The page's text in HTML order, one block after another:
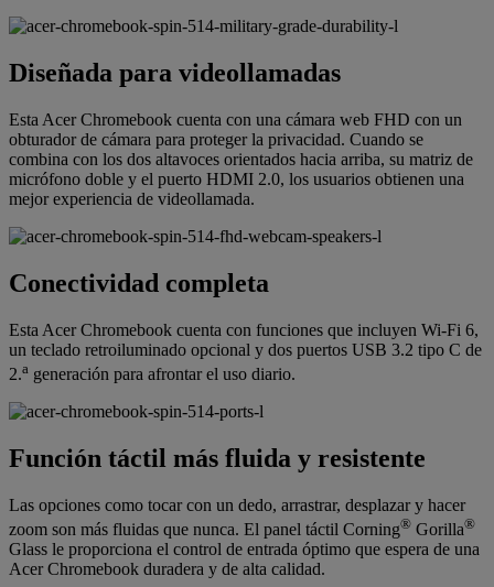
Diseñada para videollamadas
Esta Acer Chromebook cuenta con una cámara web FHD con un
obturador de cámara para proteger la privacidad. Cuando se
combina con los dos altavoces orientados hacia arriba, su matriz de
micrófono doble y el puerto HDMI 2.0, los usuarios obtienen una
mejor experiencia de videollamada.
Conectividad completa
Esta Acer Chromebook cuenta con funciones que incluyen Wi-Fi 6,
un teclado retroiluminado opcional y dos puertos USB 3.2 tipo C de
2.a generación para afrontar el uso diario.
Función táctil más fluida y resistente
Las opciones como tocar con un dedo, arrastrar, desplazar y hacer
zoom son más fluidas que nunca. El panel táctil Corning® Gorilla®
Glass le proporciona el control de entrada óptimo que espera de una
Acer Chromebook duradera y de alta calidad.